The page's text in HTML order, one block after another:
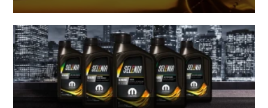
SCOPRI